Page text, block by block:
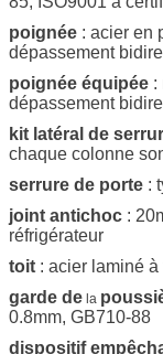
poignée : acier en
dépassement
poignée équipée :
dépassement
kit latéral de
chaque colonne
serrure de porte :
joint antichoc :
réfrigérateur
toit : acier laminé
garde de la
0.8mm, GB710-88
dispositif